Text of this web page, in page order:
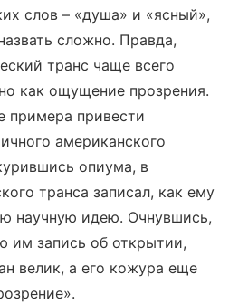
слов – «душа» и «ясный»,
сложно. Правда,
транс чаще всего
как ощущение прозрения.
примера привести
американского
опиума, в
транса записал, как ему
научную идею. Очнувшись,
им запись об открытии,
велик, а его кожура еще